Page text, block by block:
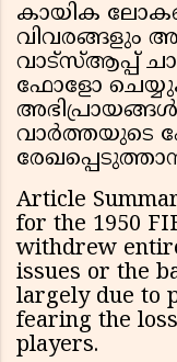
കായിക
വിവരങ്ങളും
വാട്സ്ആപ്പ്
ഫോളോ
വാർത്തയുടെ
Article
for the 1950
withdrew
issues or the
largely due to
fearing the
players.